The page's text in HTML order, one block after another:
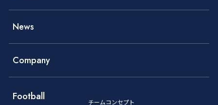
News
Company
Football
チームコンセプト